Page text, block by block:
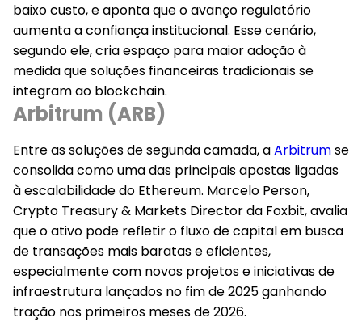
baixo custo, e aponta que o avanço regulatório
aumenta a confiança institucional. Esse cenário,
segundo ele, cria espaço para maior adoção à
medida que soluções financeiras tradicionais se
integram ao blockchain.
Arbitrum (ARB)
Entre as soluções de segunda camada, aArbitrumse
consolida como uma das principais apostas ligadas
à escalabilidade do Ethereum. Marcelo Person,
Crypto Treasury & Markets Director da Foxbit, avalia
que o ativo pode refletir o fluxo de capital em busca
de transações mais baratas e eficientes,
especialmente com novos projetos e iniciativas de
infraestrutura lançados no fim de 2025 ganhando
tração nos primeiros meses de 2026.